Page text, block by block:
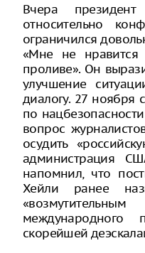
Вчера
относительно
ограничился
«Мне не нравится
проливе». Он
улучшение
диалогу. 27 ноября
по
вопрос
осудить
администрация
напомнил, что
Хейли ранее
скорейшей